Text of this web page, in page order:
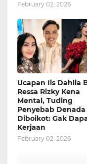
February 02, 2026
Ucapan Iis Dahlia
Ressa Rizky Kena
Mental, Tuding
Penyebab Denada
Diboikot: Gak
Kerjaan
February 02, 2026